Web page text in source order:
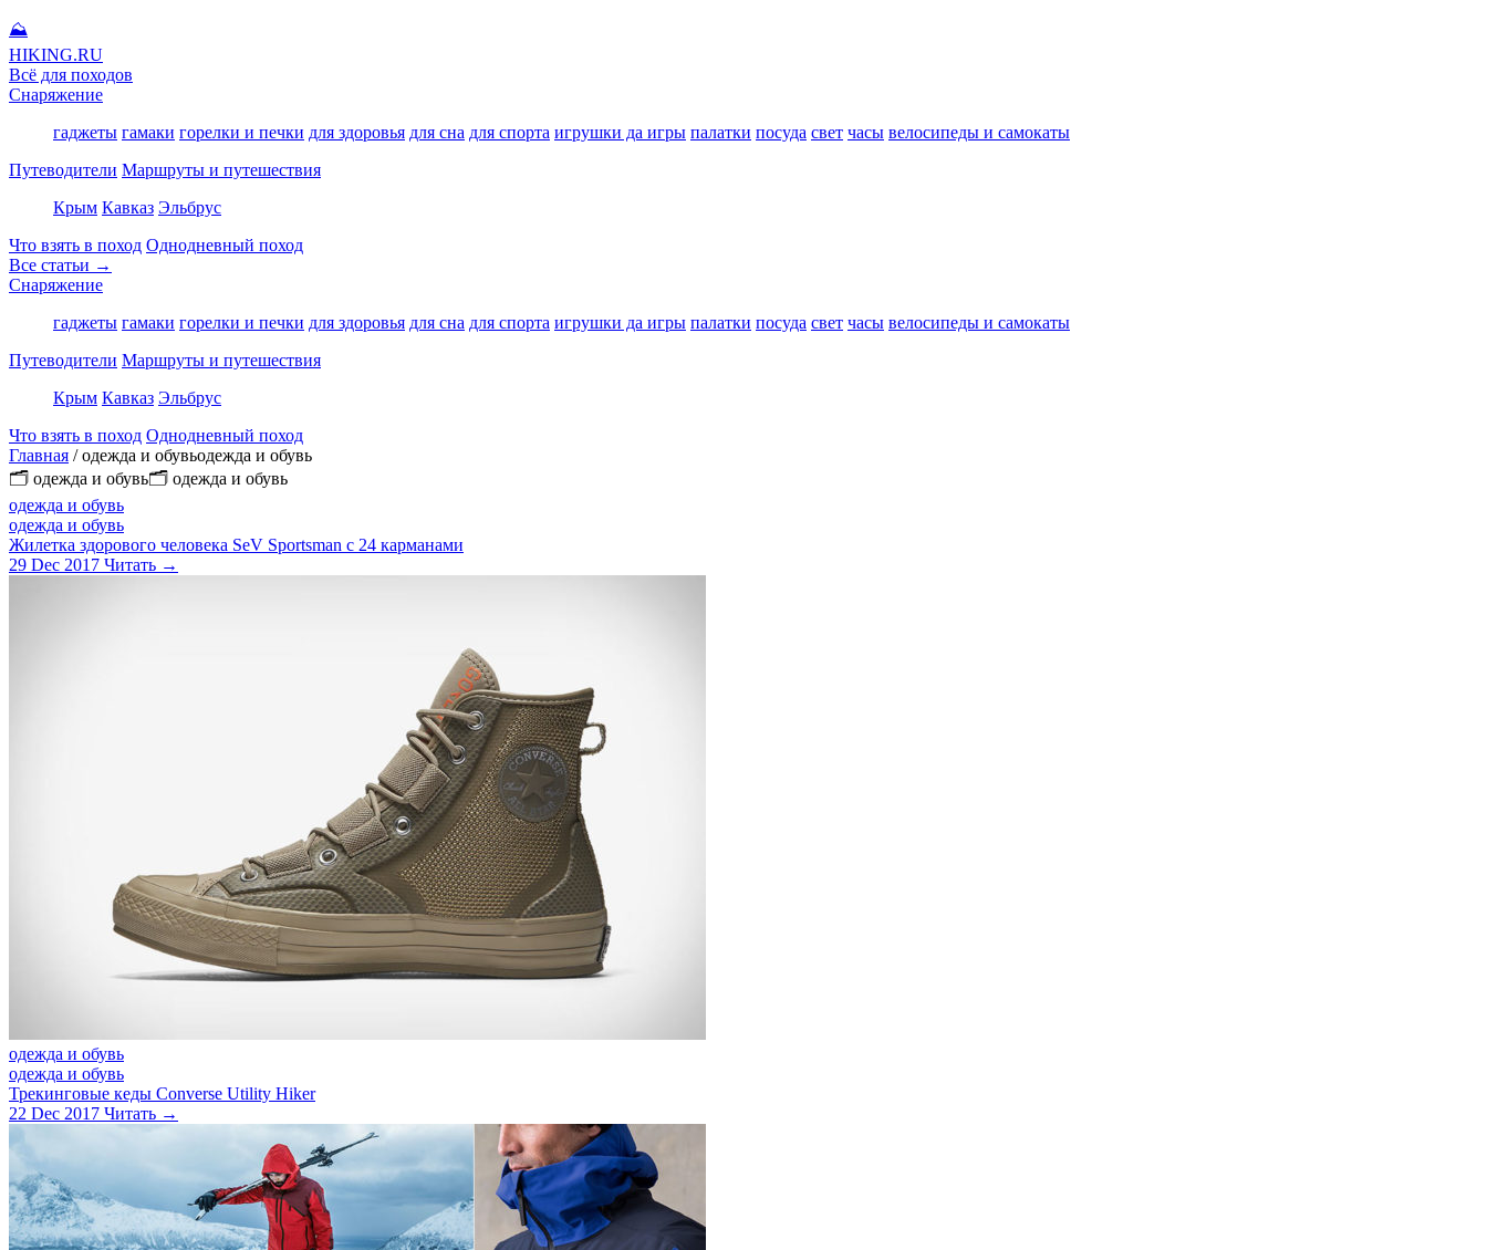
⛰
HIKING.RU
Всё для походов
Снаряжение
гаджеты гамаки горелки и печки для здоровья для сна для спорта игрушки да игры палатки посуда свет часы велосипеды и самокаты
Путеводители Маршруты и путешествия
Крым Кавказ Эльбрус
Что взять в поход Однодневный поход
Все статьи →
Снаряжение
гаджеты гамаки горелки и печки для здоровья для сна для спорта игрушки да игры палатки посуда свет часы велосипеды и самокаты
Путеводители Маршруты и путешествия
Крым Кавказ Эльбрус
Что взять в поход Однодневный поход
Главная / одежда и обувьодежда и обувь
🗂 одежда и обувь🗂 одежда и обувь
одежда и обувь
одежда и обувь
Жилетка здорового человека SeV Sportsman с 24 карманами
29 Dec 2017 Читать →
одежда и обувь
одежда и обувь
Трекинговые кеды Converse Utility Hiker
22 Dec 2017 Читать →